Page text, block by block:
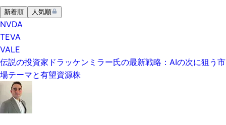
新着順 人気順
NVDA
TEVA
VALE
伝説の投資家ドラッケンミラー氏の最新戦略：AIの次に狙う市
場テーマと有望資源株